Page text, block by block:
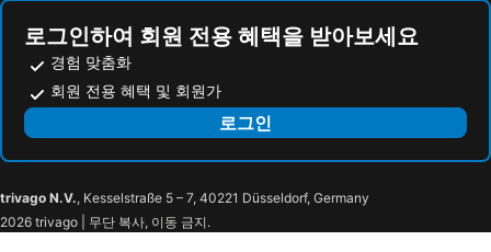
로그인하여 회원 전용 혜택을 받아보세요
경험 맞춤화
회원 전용 혜택 및 회원가
로그인
trivago N.V., Kesselstraße 5 – 7, 40221 Düsseldorf, Germany
2026 trivago | 무단 복사, 이동 금지.